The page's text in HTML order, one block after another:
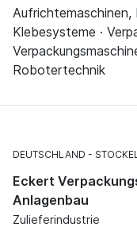
Aufrichtemaschinen,
Klebesysteme ·
Robotertechnik
DEUTSCHLAND
Eckert
Anlagenbau
Zulieferindustrie